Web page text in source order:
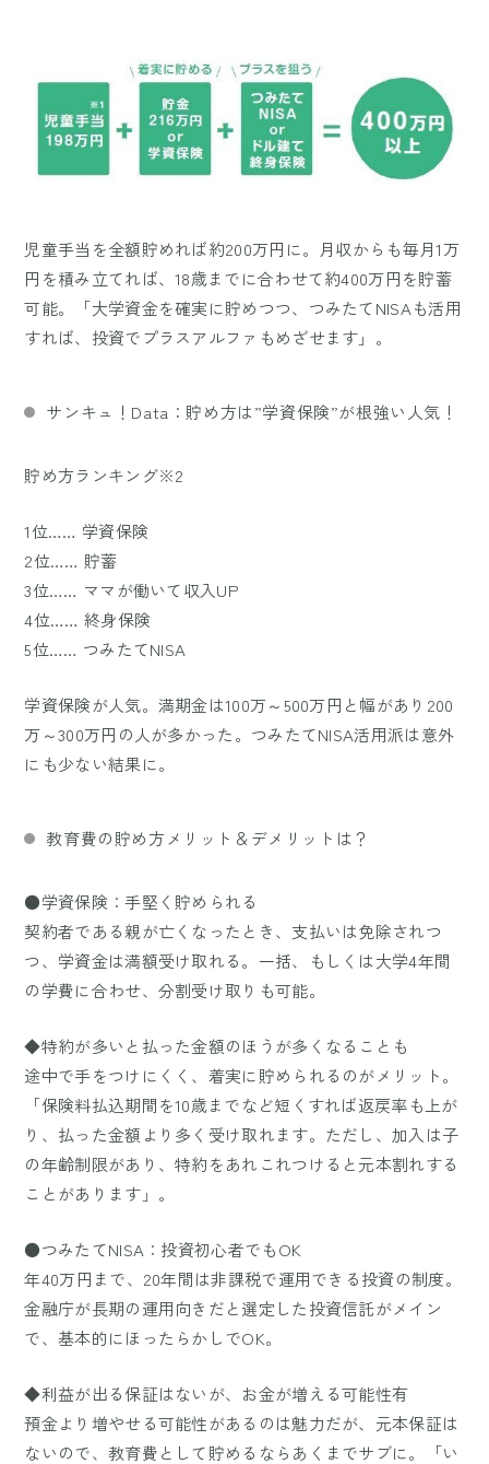
児童手当を全額貯めれば約200万円に。月収からも毎月1万
円を積み立てれば、18歳までに合わせて約400万円を貯蓄
可能。「大学資金を確実に貯めつつ、つみたてNISAも活用
すれば、投資でプラスアルファもめざせます」。
サンキュ！Data：貯め方は”学資保険”が根強い人気！
貯め方ランキング※2
1位…… 学資保険
2位…… 貯蓄
3位…… ママが働いて収入UP
4位…… 終身保険
5位…… つみたてNISA
学資保険が人気。満期金は100万～500万円と幅があり200
万～300万円の人が多かった。つみたてNISA活用派は意外
にも少ない結果に。
教育費の貯め方メリット＆デメリットは？
●学資保険：手堅く貯められる
契約者である親が亡くなったとき、支払いは免除されつ
つ、学資金は満額受け取れる。一括、もしくは大学4年間
の学費に合わせ、分割受け取りも可能。
◆特約が多いと払った金額のほうが多くなることも
途中で手をつけにくく、着実に貯められるのがメリット。
「保険料払込期間を10歳までなど短くすれば返戻率も上が
り、払った金額より多く受け取れます。ただし、加入は子
の年齢制限があり、特約をあれこれつけると元本割れする
ことがあります」。
●つみたてNISA：投資初心者でもOK
年40万円まで、20年間は非課税で運用できる投資の制度。
金融庁が長期の運用向きだと選定した投資信託がメイン
で、基本的にほったらかしでOK。
◆利益が出る保証はないが、お金が増える可能性有
預金より増やせる可能性があるのは魅力だが、元本保証は
ないので、教育費として貯めるならあくまでサブに。「い